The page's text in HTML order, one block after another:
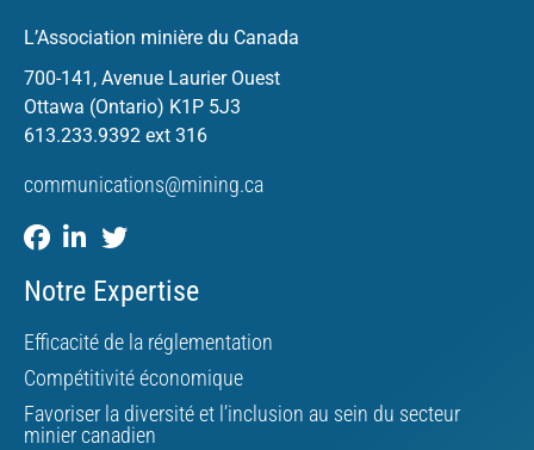
L’Association minière du Canada
700-141, Avenue Laurier Ouest
Ottawa (Ontario) K1P 5J3
613.233.9392 ext 316
communications@mining.ca
Notre Expertise
Efficacité de la réglementation
Compétitivité économique
Favoriser la diversité et l’inclusion au sein du secteur
minier canadien